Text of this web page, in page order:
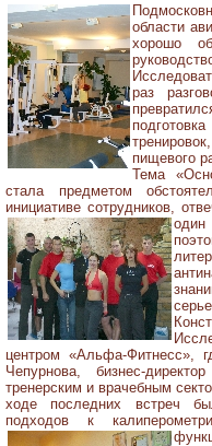
области
хорошо
раз
пищевого
Тема
стала предметом
инициативе сотрудников,
центром «Альфа-Фитнесс»,
Чепурнова, бизнес-
тренерским и врачебным
ходе последних встреч
подходов к